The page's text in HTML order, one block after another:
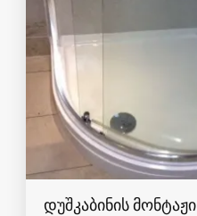
დუშკაბინის მონტაჟი